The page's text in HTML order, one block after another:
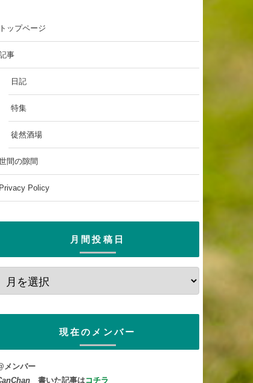
トップページ
事
日記
特集
徒然酒場
間の隙間
Privacy Policy
月間投稿日
現在のメンバー
メンバー
書いた記事はコチラ